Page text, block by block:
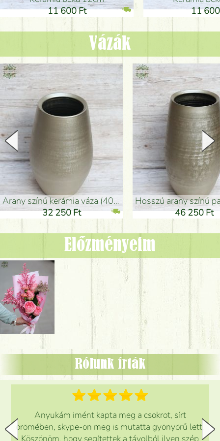
11 600 Ft
11
Vázák
arany színű kerámia váza (40x26cm)
32 250 Ft
hosszú arany színű
46 250 Ft
Előzményeim
Rólunk írták
Anyukám imént kapta meg a csokrot, sírt
örömében, skype-on meg is mutatta gyönyörű lett.
Köszönöm, hogy segítettek a távolból ilyen szép